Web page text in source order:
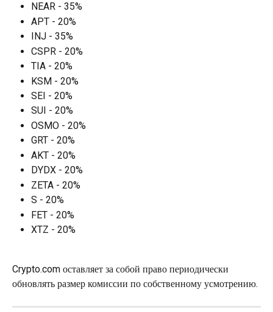
NEAR - 35%
APT - 20%
INJ - 35%
CSPR - 20%
TIA - 20%
KSM - 20%
SEI - 20%
SUI - 20%
OSMO - 20%
GRT - 20%
AKT - 20%
DYDX - 20%
ZETA - 20%
S - 20%
FET - 20%
XTZ - 20%
Crypto.com оставляет за собой право периодически
обновлять размер комиссии по собственному усмотрению.